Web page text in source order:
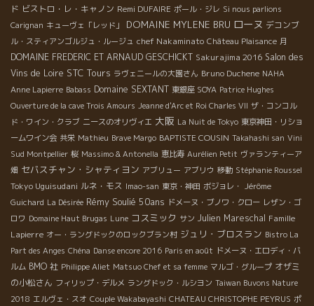
ド ビストロ・レ・キャノン Remi DUFAIRE ポール・ジレ Si nous parlions
Carignan キューヴェ「レッド」 DOMAINE MYLENE BRU ローヌ デコンブ
ル・スティアンゴルジュ・ルージュ chef Nakaminato Château Plaisance 月
DOMAINE FREDERIC ET ARNAUD GESCHICKT Sakurajima 2016 Salon des
Vins de Loire STC Tours ラヴェニールの大園さん Bruno Duchene NAHA
Anne Lapierre Babass Domaine SEXTANT 東銀座 SOYA Patrice Hughes
Ouverture de la cave Trois Amours Jeanne d'Arc et Roi Charles VII ザ・コンコル
ド・ワイン・クラブ ニースのオリヴィエ 大阪 La Nuit de Tokyo 東京神田・リショ
ームワイン会 共栄 Mathieu Brave Margo BAPTISTE COUSIN Takahashi san Vini
Sud Montpellier 桜 Massimo & Antonella 恵比寿 Aurélien Petit ヴァランティーア
畑 セバスチャン・シャティヨン アブリュー アブリウ 移動 Stéphanie Roussel
Tokyo Uguisudani ルネ・モス Imao-san 東京・神田 ボジョレ・ Jérôme
Guichard La Désirée Rémy Soulié 50ans ドメーヌ・ブノワ・クロー レザン・ゴ
ロワ Domaine Haut Brugas Lune コスミック サン Julien Mareschal Famille
Lapierre オー・ラングドックのロックブラン村 ジュリ・ブロスラン Bistro La
Part des Anges Chéna Danse encore 2016 Paris en août ドメーヌ・エロディ・バ
ルム BMO 社 Philippe Aliet Matsuo Chef et sa femme マルゴ・グループ オザミ
の小松さん フィリップ・デルメ ラングドック・ルシヨン Taiwan Buvons Nature
2018 エルヴェ・スオ Couple Wakabayashi CHATEAU CHRISTOPHE PEYRUS ポ